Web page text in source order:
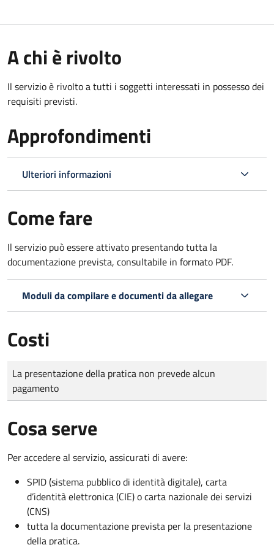
A chi è rivolto
Il servizio è rivolto a tutti i soggetti interessati in possesso dei
requisiti previsti.
Approfondimenti
Ulteriori informazioni
Come fare
Il servizio può essere attivato presentando tutta la
documentazione prevista, consultabile in formato PDF.
Moduli da compilare e documenti da allegare
Costi
Tipo di pagamento
Importo
La presentazione della pratica non prevede alcun
pagamento
Cosa serve
Per accedere al servizio, assicurati di avere:
SPID (sistema pubblico di identità digitale), carta
d’identità elettronica (CIE) o carta nazionale dei servizi
(CNS)
tutta la documentazione prevista per la presentazione
della pratica.